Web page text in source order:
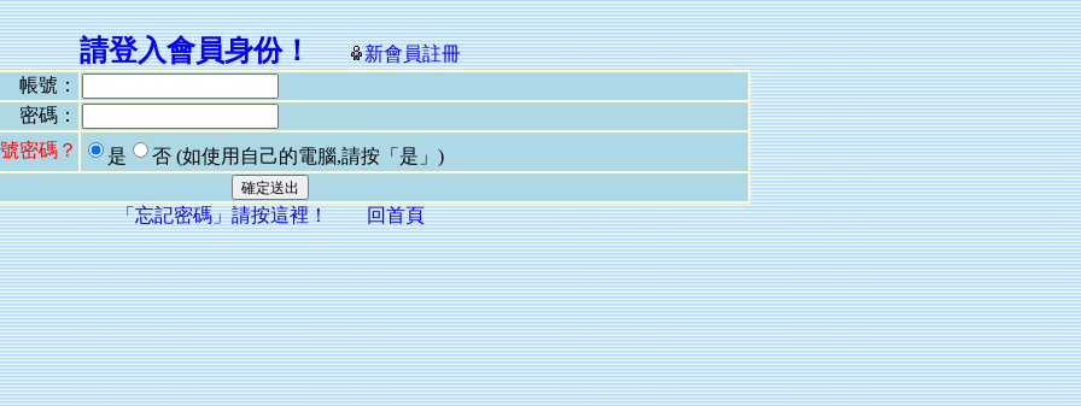
請登入會員身份！
新會員註冊
帳號：
密碼：
密碼？
是 否 (如使用自己的電腦,請按「是」)
「忘記密碼」請按這裡！ 回首頁